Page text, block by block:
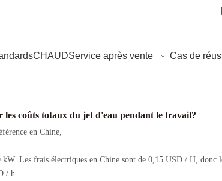
CHAUDService après vente Cas de
coûts totaux du jet d'eau pendant le travail?
en Chine,
kW. Les frais électriques en Chine sont de 0,15 USD / H, donc
/ h.